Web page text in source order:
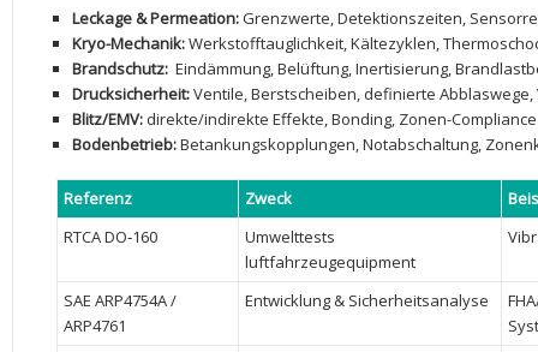
Leckage &‌ Permeation:Grenzwerte,‍ Detektionszeiten,
Kryo-Mechanik:Werkstofftauglichkeit, Kältezyklen,
Brandschutz: Eindämmung, Belüftung, Inertisierung,
Drucksicherheit:⁢Ventile, Berstscheiben, definierte‌
Blitz/EMV: direkte/indirekte Effekte, Bonding, Zonen-Compliance
Bodenbetrieb:⁢Betankungskopplungen, Notabschaltung,
Referenz Zweck
RTCA DO‑160
Umwelttests
luftfahrzeugequipment
SAE ARP4754A​ /
ARP4761
Entwicklung & Sicherheitsanalyse